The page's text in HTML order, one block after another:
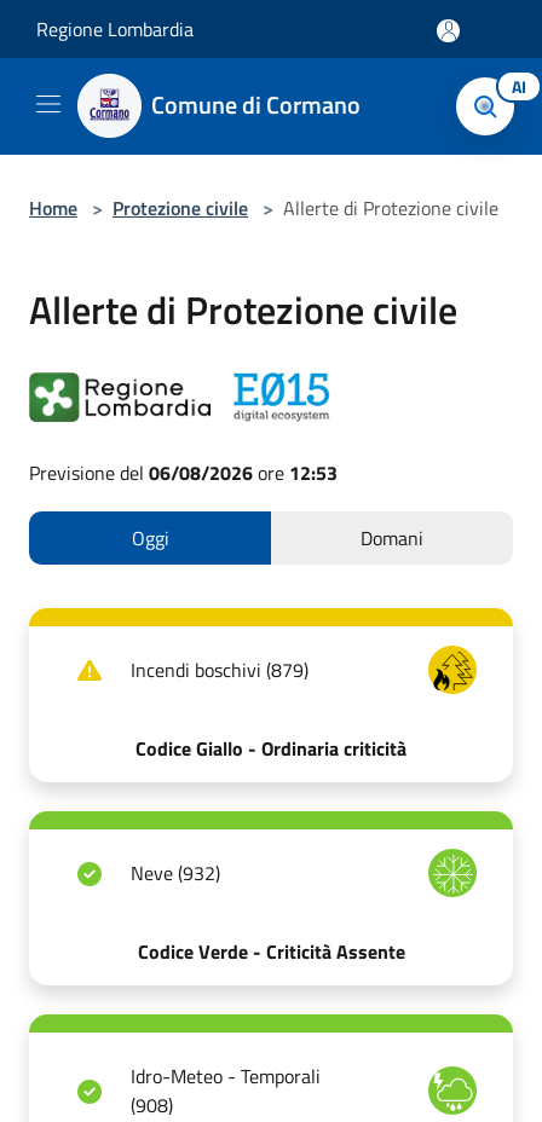
Regione Lombardia
Comune di Cormano AI
Home > Protezione civile > Allerte di Protezione civile
Allerte di Protezione civile
Previsione del 06/08/2026ore 12:53
Oggi Domani
Incendi boschivi (879)
Codice Giallo - Ordinaria criticità
Neve (932)
Codice Verde - Criticità Assente
Idro-Meteo - Temporali
(908)